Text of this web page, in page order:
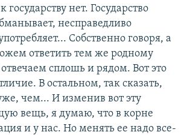
государству нет. Государство
несправедливо
Собственно говоря, а
ответить тем же родному
отвечаем сплошь и рядом. Вот это
В остальном, так сказать,
чем... И изменив вот эту
вещь, я думаю, что в корне
и у нас. Но менять ее надо все-